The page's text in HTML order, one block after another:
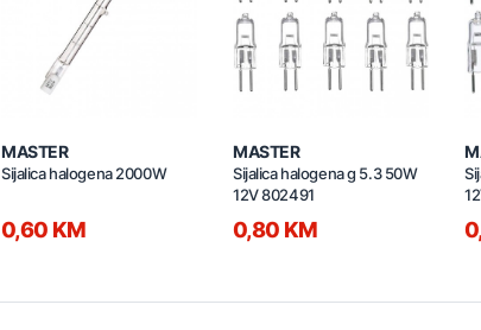
MASTER
Sijalica halogena 2000W
0,60 KM
MASTER
Sijalica halogena g 5.3 50W
12V 802491
0,80 KM